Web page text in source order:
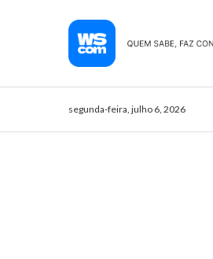
segunda-feira, julho 6, 2026